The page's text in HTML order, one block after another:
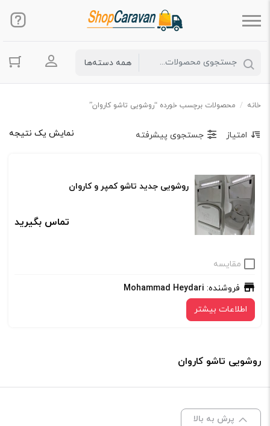
ورود به
خانه / محصولات برچسب خورده “روشویی تاشو کاروان”
نمایش یک نتیجه امتیاز جستجوی پیشرفته
روشویی جدید تاشو کمپر و کاروان
تماس بگیرید
مقایسه
فروشنده: Mohammad Heydari
اطلاعات بیشتر
روشویی تاشو کاروان
پرش به بالا